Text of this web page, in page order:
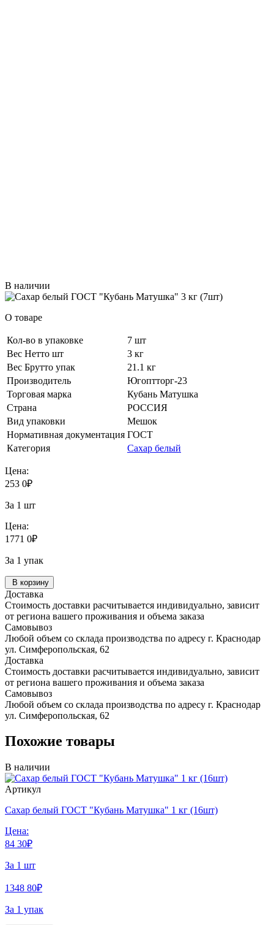
В наличии
О товаре
Кол-во в упаковке
7 шт
Вес Нетто шт
3 кг
Вес Брутто упак
21.1 кг
Производитель
Югоптторг-23
Торговая марка
Кубань Матушка
Страна
РОССИЯ
Вид упаковки
Мешок
Нормативная документация ГОСТ
Категория
Сахар белый
Цена:
253 0₽
За 1 шт
Цена:
1771 0₽
За 1 упак
В корзину
Доставка
Стоимость доставки расчитывается индивидуально, зависит
от региона вашего проживания и объема заказа
Самовывоз
Любой объем со склада производства по адресу г. Краснодар
ул. Симферопольская, 62
Доставка
Стоимость доставки расчитывается индивидуально, зависит
от региона вашего проживания и объема заказа
Самовывоз
Любой объем со склада производства по адресу г. Краснодар
ул. Симферопольская, 62
Похожие товары
В наличии
Артикул
Сахар белый ГОСТ "Кубань Матушка" 1 кг (16шт)
Цена:
84 30₽
За 1 шт
1348 80₽
За 1 упак